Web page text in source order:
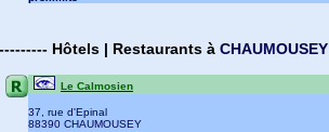
Hôtels | Restaurants à CHAUMOUSEY
Le Calmosien
37, rue d'Epinal
88390 CHAUMOUSEY